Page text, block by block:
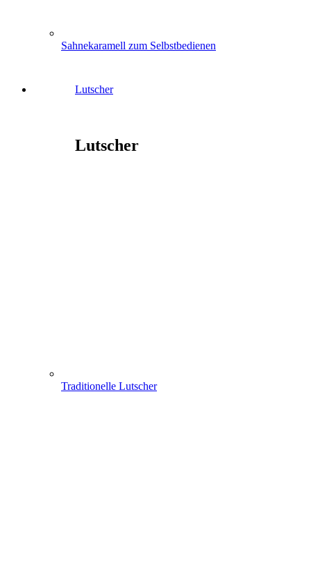
Sahnekaramell zum Selbstbedienen
Lutscher
Lutscher
Traditionelle Lutscher